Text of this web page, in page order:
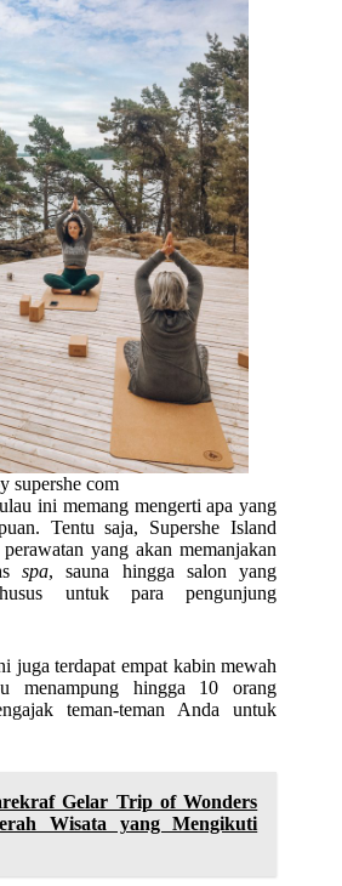
supershe com
ini memang mengerti apa yang
Tentu saja, Supershe Island
yang akan memanjakan
spa, sauna hingga salon yang
untuk para pengunjung
juga terdapat empat kabin mewah
menampung hingga 10 orang
teman-teman Anda untuk
Gelar Trip of Wonders
Wisata yang Mengikuti